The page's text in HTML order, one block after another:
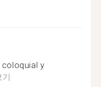
coloquial y
기